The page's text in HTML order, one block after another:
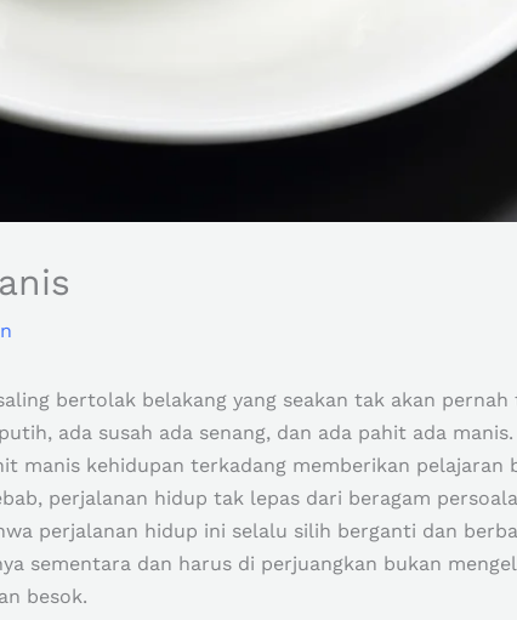
bertolak belakang yang seakan tak akan
ada susah ada senang, dan ada pahit ada
manis kehidupan terkadang memberikan
perjalanan hidup tak lepas dari beragam
perjalanan hidup ini selalu silih berganti dan
sementara dan harus di perjuangkan bukan
besok.